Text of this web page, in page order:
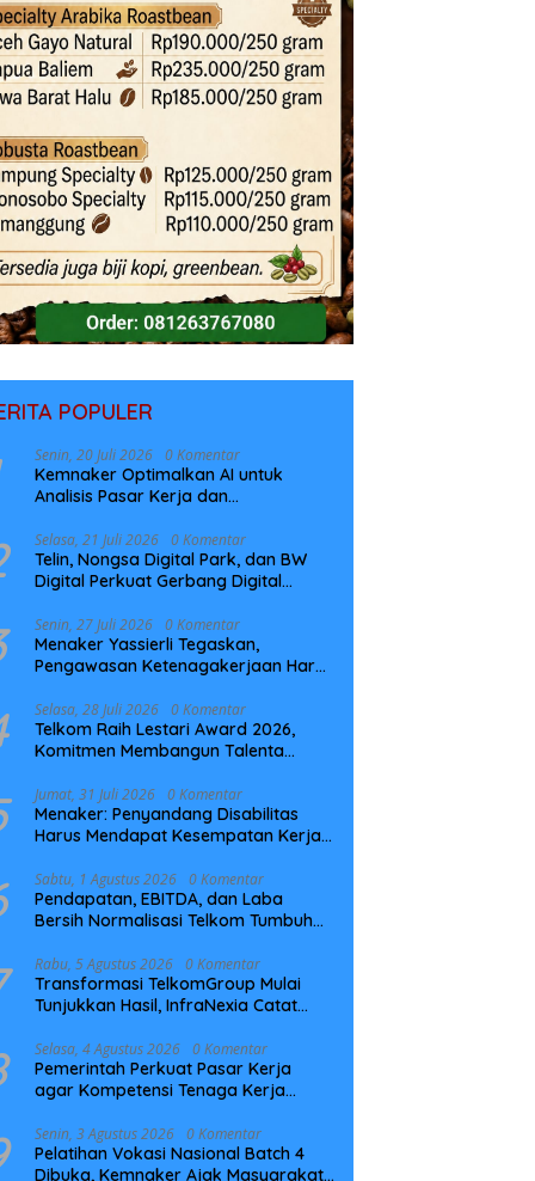
POPULER
Senin, 20 Juli 2026 0 Komentar
Kemnaker Optimalkan AI untuk
Analisis Pasar Kerja dan
Selasa, 21 Juli 2026 0 Komentar
Telin, Nongsa Digital Park, dan BW
Digital Perkuat Gerbang Digital
NCC
Senin, 27 Juli 2026 0 Komentar
Menaker Yassierli Tegaskan,
Pengawasan Ketenagakerjaan Harus
Selasa, 28 Juli 2026 0 Komentar
Telkom Raih Lestari Award 2026,
Komitmen Membangun Talenta
Jumat, 31 Juli 2026 0 Komentar
Menaker: Penyandang Disabilitas
Harus Mendapat Kesempatan Kerja
Sabtu, 1 Agustus 2026 0 Komentar
Pendapatan, EBITDA, dan Laba
Bersih Normalisasi Telkom Tumbuh
Rabu, 5 Agustus 2026 0 Komentar
Transformasi TelkomGroup Mulai
Tunjukkan Hasil, InfraNexia Catat
Digital Nasional
Selasa, 4 Agustus 2026 0 Komentar
Pemerintah Perkuat Pasar Kerja
agar Kompetensi Tenaga Kerja
Senin, 3 Agustus 2026 0 Komentar
Pelatihan Vokasi Nasional Batch 4
Dibuka, Kemnaker Ajak Masyarakat